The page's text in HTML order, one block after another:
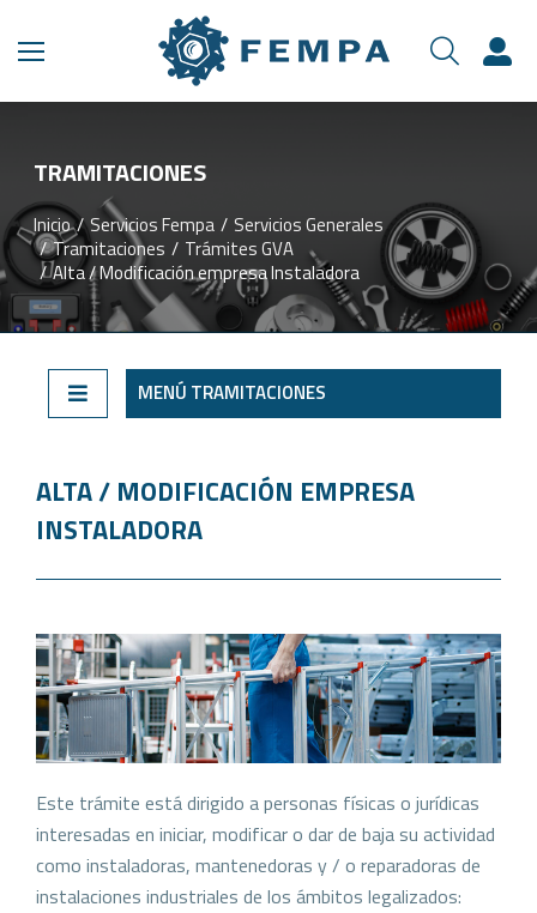
TRAMITACIONES​
Estás aquí:
Inicio Servicios Fempa
Servicios Generales
Tramitaciones
Trámites GVA
Alta / Modificación empresa Instaladora
MENÚ TRAMITACIONES
ALTA / MODIFICACIÓN EMPRESA
INSTALADORA
Este trámite está dirigido a personas físicas o jurídicas
interesadas en iniciar, modificar o dar de baja su actividad
como instaladoras, mantenedoras y / o reparadoras de
instalaciones industriales de los ámbitos legalizados: